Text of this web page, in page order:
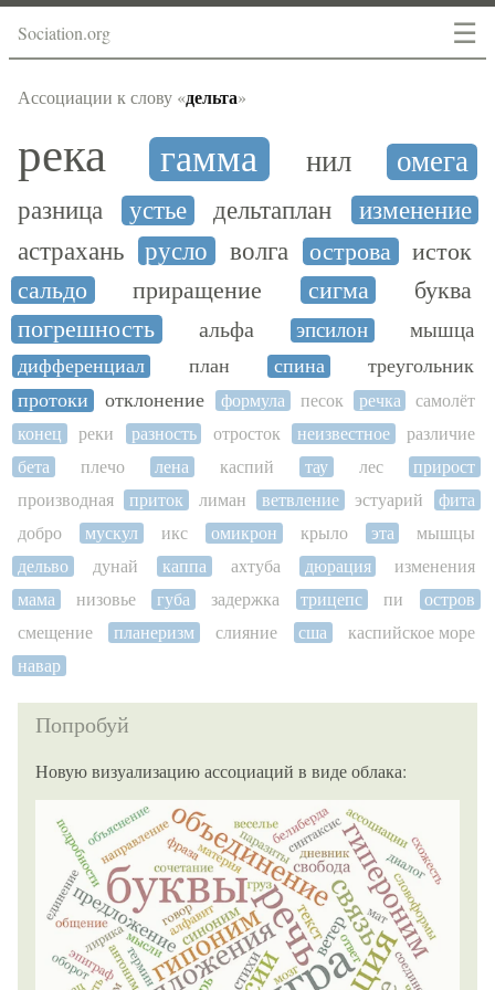
☰
Sociation.org
Ассоциации к слову «дельта»
река гамма нил омега
разница устье дельтаплан
изменение
астрахань
русло волга острова
исток
сальдо
приращение сигма
буква
погрешность
альфа эпсилон мышца
дифференциал план спина
треугольник
протоки
отклонение формула песок речка
самолёт
конец
реки разность отросток неизвестное
различие
бета
плечо лена каспий тау лес
прирост
производная
приток лиман ветвление эстуарий
фита
добро
мускул икс омикрон крыло эта
мышцы
дельво
дунай каппа ахтуба дюрация
изменения
мама
низовье губа задержка трицепс пи
остров
смещение
планеризм слияние сша
каспийское море
навар
Попробуй
Новую визуализацию ассоциаций в виде облака: